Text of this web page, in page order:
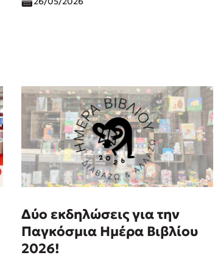
Δύο εκδηλώσεις για την
Παγκόσμια Ημέρα Βιβλίου
2026!